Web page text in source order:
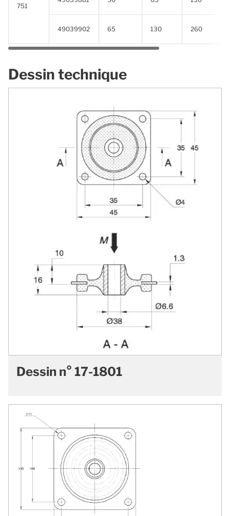
751
49039902 65 130 260
Dessin technique
Dessin n° 17-1801